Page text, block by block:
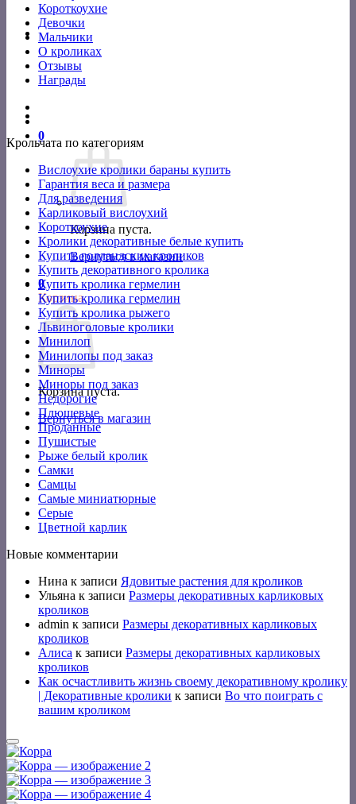
Короткоухие
Девочки
Мальчики
О кроликах
Отзывы
Награды
0
Корзина пуста.
Вернуться в магазин
0
Корзина
Корзина пуста.
Вернуться в магазин
Крольчата по категориям
Вислоухие кролики бараны купить
Гарантия веса и размера
Для разведения
Карликовый вислоухий
Короткоухие
Кролики декоративные белые купить
Купить голландских кроликов
Купить декоративного кролика
Купить кролика гермелин
Купить кролика гермелин
Купить кролика рыжего
Львиноголовые кролики
Минилоп
Минилопы под заказ
Миноры
Миноры под заказ
Недорогие
Плюшевые
Проданные
Пушистые
Рыже белый кролик
Самки
Самцы
Самые миниатюрные
Серые
Цветной карлик
Новые комментарии
Нина к записи Ядовитые растения для кроликов
Ульяна к записи Размеры декоративных карликовых
кроликов
admin к записи Размеры декоративных карликовых
кроликов
Алиса к записи Размеры декоративных карликовых
кроликов
Как осчастливить жизнь своему декоративному кролику
| Декоративные кролики к записи Во что поиграть с
вашим кроликом